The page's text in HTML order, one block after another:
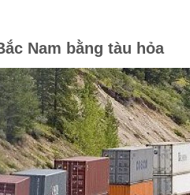
Nam bằng tàu hỏa